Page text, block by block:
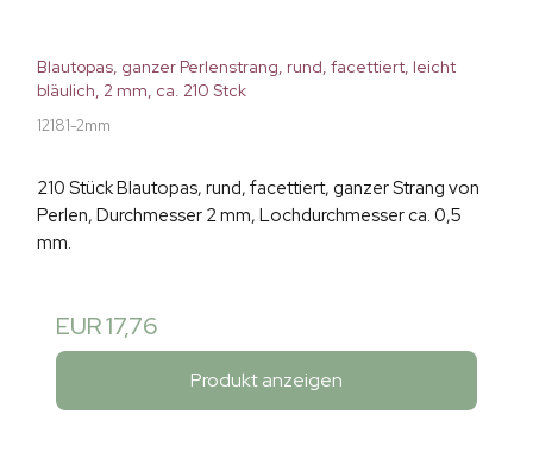
Blautopas, ganzer Perlenstrang, rund, facettiert, leicht
bläulich, 2 mm, ca. 210 Stck
12181-2mm
210 Stück Blautopas, rund, facettiert, ganzer Strang von
Perlen, Durchmesser 2 mm, Lochdurchmesser ca. 0,5
mm.
EUR 17,76
Produkt anzeigen